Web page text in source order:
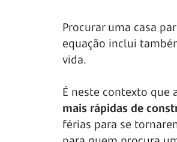
Procurar uma casa
equação inclui
vida.
É neste contexto que
mais rápidas de
férias para se